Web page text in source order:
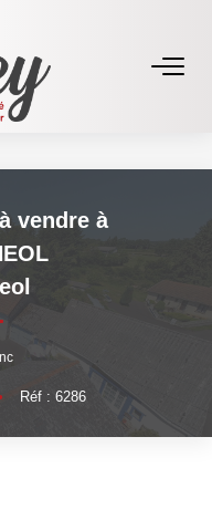
Pour Mon Bien ?
vendre à
Réf : 6286